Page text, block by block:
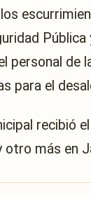
personal de
para el
recibió
otro más en